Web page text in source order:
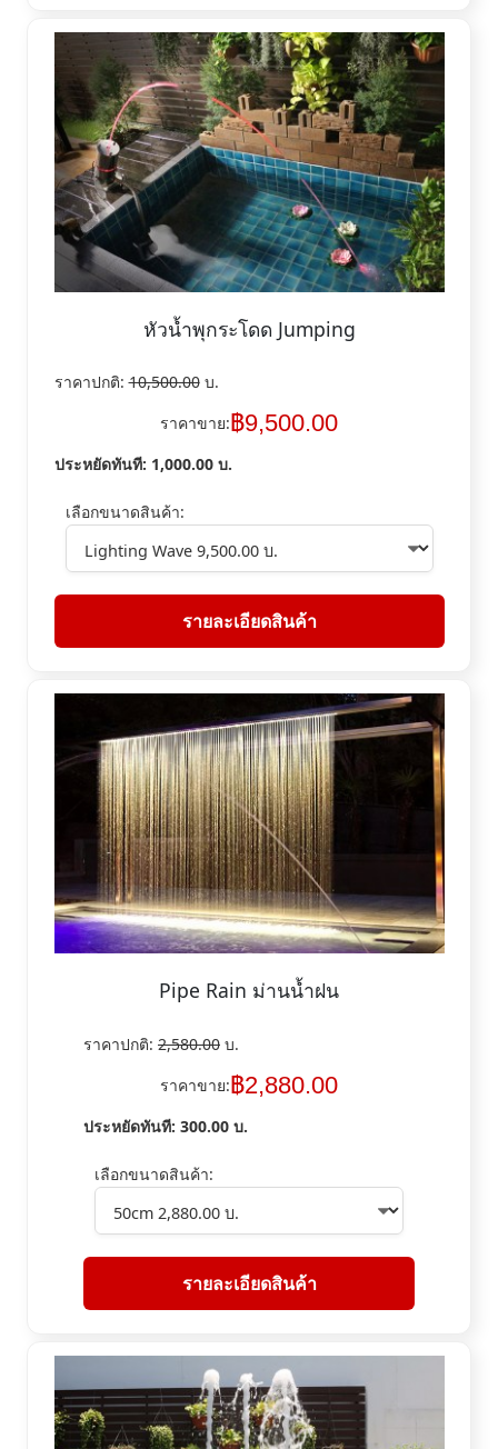
หัวน้ำพุกระโดด Jumping
ราคาปกติ:10,500.00บ.
ราคาขาย: ฿9,500.00
ประหยัดทันที: 1,000.00บ.
เลือกขนาดสินค้า:
รายละเอียดสินค้า
Pipe Rain ม่านน้ำฝน
ราคาปกติ: 2,580.00 บ.
ราคาขาย:฿2,880.00
ประหยัดทันที: 300.00 บ.
เลือกขนาดสินค้า:
รายละเอียดสินค้า